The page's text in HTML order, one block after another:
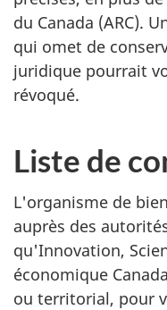
du Canada (ARC).
qui omet de
juridique pourrait
révoqué.
Liste de
L'organisme de
auprès des
qu'Innovation,
économique
ou territorial, pour